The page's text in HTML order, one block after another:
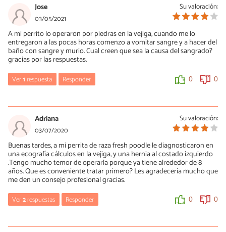
31/07/2021
No tengo datos suficientes, pero si le han diagnosticado cistitis
los tratamientos pueden ser prolongados.
0 0
Hola, en principio el tratamiento básico de los cálculos es el que
aparece en el artículo, es decir, el alimento específico y mucha
agua para favorecer la eliminación. No sé si tu perrito tiene algún
otro trastorno que pueda mejorar con la castración, como un
aumento del tamaño de la próstata. Un saludo.
Su valoración:
Jose
03/05/2021
A mi perrito lo operaron por piedras en la vejiga, cuando me lo
entregaron a las pocas horas comenzo a vomitar sangre y a hacer del
baño con sangre y murio. Cual creen que sea la causa del sangrado?
gracias por las respuestas.
Ver1respuesta Responder 0 0
03/05/2021
Hola, cuando hay alguna duda sobre la causa de la muerte hay
que buscar pruebas en la necropsia, que es lo que puede
proporcionar información sobre las causas. Un saludo.
0
Su valoración:
Adriana
03/07/2020
Buenas tardes, a mi perrita de raza fresh poodle le diagnosticaron en
una ecografía cálculos en la vejiga, y una hernia al costado izquierdo
.Tengo mucho temor de operarla porque ya tiene alrededor de 8
años. Que es conveniente tratar primero? Les agradecería mucho que
me den un consejo profesional gracias.
Ver2respuestas Responder 0 0